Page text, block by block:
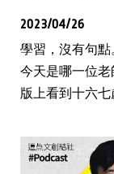
2023/04/26
學習，沒有句點
今天是哪一位
版上看到十六